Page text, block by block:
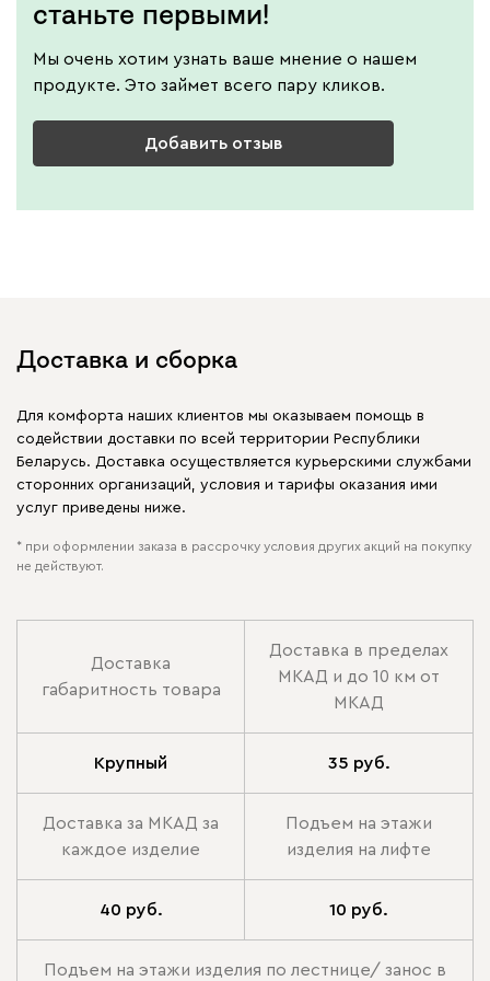
станьте первыми!
Мы очень хотим узнать ваше мнение о нашем
продукте. Это займет всего пару кликов.
Добавить отзыв
Доставка и сборка
Для комфорта наших клиентов мы оказываем помощь в
содействии доставки по всей территории Республики
Беларусь. Доставка осуществляется курьерскими службами
сторонних организаций, условия и тарифы оказания ими
услуг приведены ниже.
* при оформлении заказа в рассрочку условия других акций на покупку
не действуют.
Доставка
габаритность товара
Доставка в пределах
МКАД и до 10 км от
МКАД
Крупный 35 руб.
Доставка за МКАД за
каждое изделие
Подъем на этажи
изделия на лифте
40 руб. 10 руб.
Подъем на этажи изделия по лестнице/ занос в